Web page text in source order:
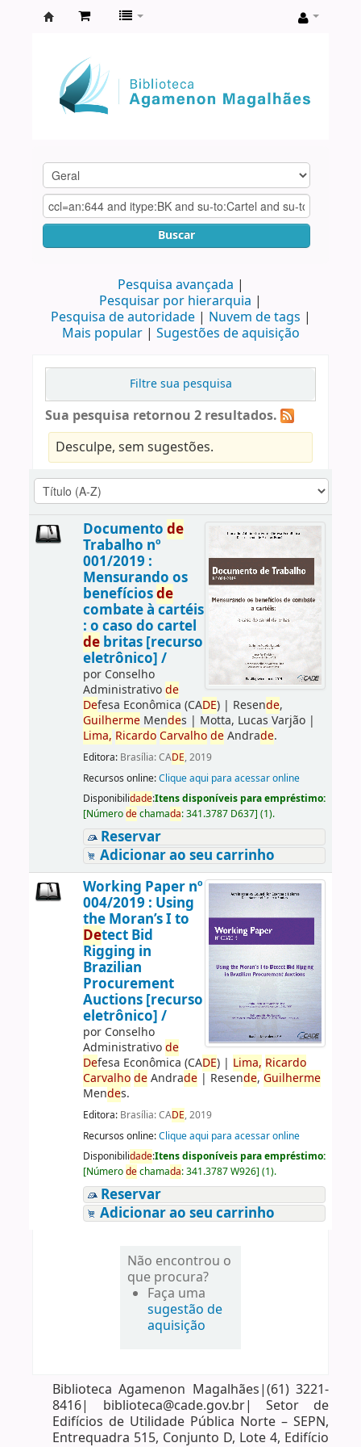
Agamenon
Magalhães
Buscar
Pesquisa avançada
Pesquisar por hierarquia
Pesquisa de autoridade
Nuvem de tags
Mais popular
Sugestões de aquisição
Filtre sua pesquisa
Sua pesquisa retornou 2 resultados.
Desculpe, sem sugestões.
Documento de
Trabalho nº
001/2019 :
Mensurando os
benefíciosde
combate à cartéis
: o caso do cartel
debritas [recurso
eletrônico] /
por Conselho
Administrativode
Defesa Econômica (CADE)| Resende,
GuilhermeMendes | Motta, Lucas Varjão|
Lima, Ricardo Carvalho deAndrade.
Editora: Brasília: CADE, 2019
Recursos online:Clique aqui para acessar online
Disponibilidade:Itens disponíveis para empréstimo:
[Númerodechamada:341.3787 D637] (1).
Reservar
Adicionar ao seu carrinho
Working Paper nº
004/2019 : Using
the Moran’s I to
Detect Bid
Rigging in
Brazilian
Procurement
Auctions [recurso
eletrônico] /
por Conselho
Administrativode
Defesa Econômica (CADE)| Lima, Ricardo
Carvalho deAndrade| Resende, Guilherme
Mendes.
Editora: Brasília: CADE, 2019
Recursos online:Clique aqui para acessar online
Disponibilidade:Itens disponíveis para empréstimo:
[Númerodechamada:341.3787 W926] (1).
Reservar
Adicionar ao seu carrinho
Não encontrou o
que procura?
Faça uma
sugestão de
aquisição
Biblioteca Agamenon Magalhães|(61) 3221-
8416| biblioteca@cade.gov.br| Setor de
Edifícios de Utilidade Pública Norte – SEPN,
Entrequadra 515, Conjunto D, Lote 4, Edifício